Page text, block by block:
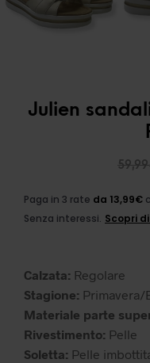
Julien
59,99
Calzata: Regolare
Stagione: Primavera/
Materiale parte
Rivestimento: Pelle
Soletta: Pelle